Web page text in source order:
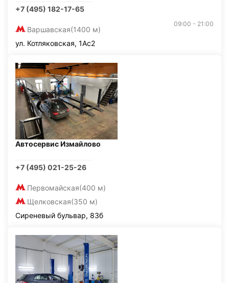
+7 (495) 182-17-65
Варшавская(1400 м)
09:00 - 21:00
ул. Котляковская, 1Ас2
Автосервис Измайлово
+7 (495) 021-25-26
Первомайская(400 м)
Щелковская(350 м)
Сиреневый бульвар, 83б